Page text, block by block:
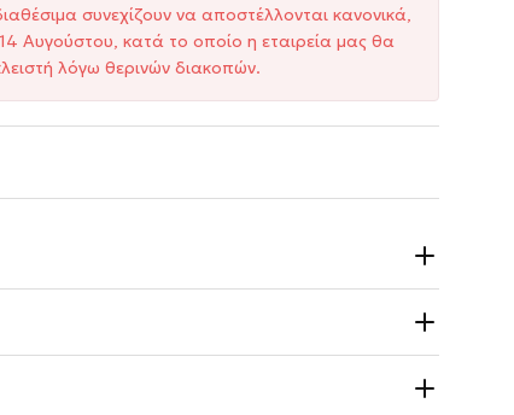
συνεχίζουν να αποστέλλονται κανονικά,
Αυγούστου, κατά το οποίο η εταιρεία μας θα
λόγω θερινών διακοπών.